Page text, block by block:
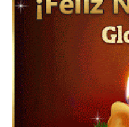
Feliz Año Nuevo 2024:
GIF para Compartir en
Instagram